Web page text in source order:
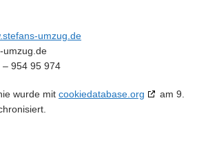
umzug.de
umzug.de
– 954 95 974
wurde mit cookiedatabase.org
am 9.